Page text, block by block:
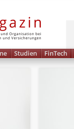
Studien FinTech